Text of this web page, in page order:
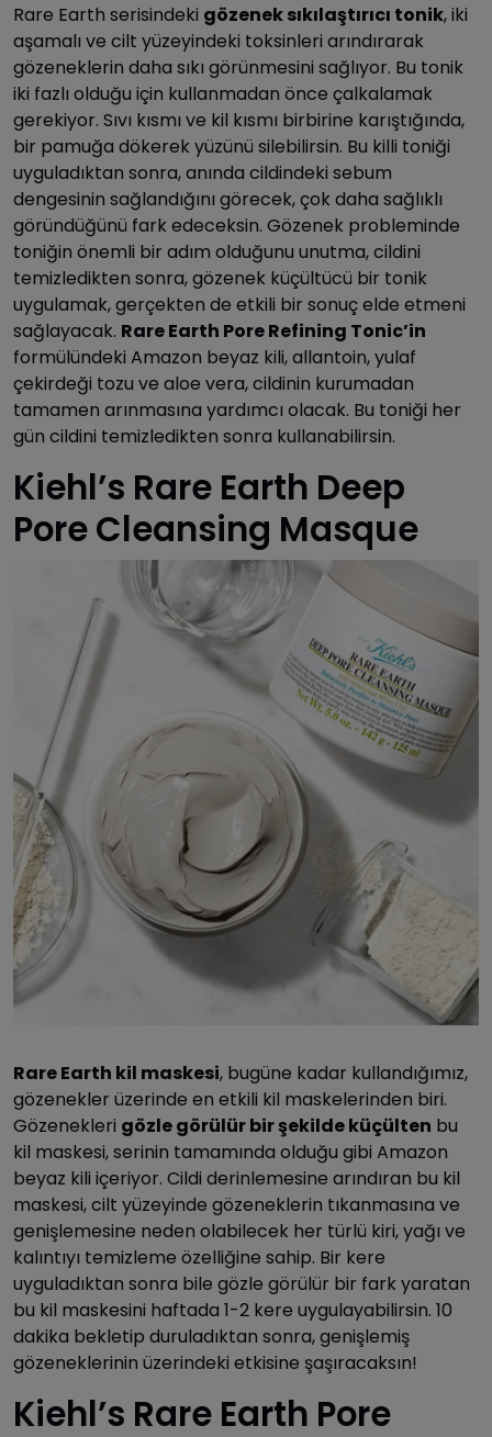
Rare Earth serisindeki gözenek sıkılaştırıcı tonik, iki
aşamalı ve cilt yüzeyindeki toksinleri arındırarak
gözeneklerin daha sıkı görünmesini sağlıyor. Bu tonik
iki fazlı olduğu için kullanmadan önce çalkalamak
gerekiyor. Sıvı kısmı ve kil kısmı birbirine karıştığında,
bir pamuğa dökerek yüzünü silebilirsin. Bu killi toniği
uyguladıktan sonra, anında cildindeki sebum
dengesinin sağlandığını görecek, çok daha sağlıklı
göründüğünü fark edeceksin. Gözenek probleminde
toniğin önemli bir adım olduğunu unutma, cildini
temizledikten sonra, gözenek küçültücü bir tonik
uygulamak, gerçekten de etkili bir sonuç elde etmeni
sağlayacak. Rare Earth Pore Refining Tonic’in
formülündeki Amazon beyaz kili, allantoin, yulaf
çekirdeği tozu ve aloe vera, cildinin kurumadan
tamamen arınmasına yardımcı olacak. Bu toniği her
gün cildini temizledikten sonra kullanabilirsin.
Kiehl’s Rare Earth Deep
Pore Cleansing Masque
Rare Earth kil maskesi, bugüne kadar kullandığımız,
gözenekler üzerinde en etkili kil maskelerinden biri.
Gözenekleri gözle görülür bir şekilde küçülten bu
kil maskesi, serinin tamamında olduğu gibi Amazon
beyaz kili içeriyor. Cildi derinlemesine arındıran bu kil
maskesi, cilt yüzeyinde gözeneklerin tıkanmasına ve
genişlemesine neden olabilecek her türlü kiri, yağı ve
kalıntıyı temizleme özelliğine sahip. Bir kere
uyguladıktan sonra bile gözle görülür bir fark yaratan
bu kil maskesini haftada 1-2 kere uygulayabilirsin. 10
dakika bekletip duruladıktan sonra, genişlemiş
gözeneklerinin üzerindeki etkisine şaşıracaksın!
Kiehl’s Rare Earth Pore